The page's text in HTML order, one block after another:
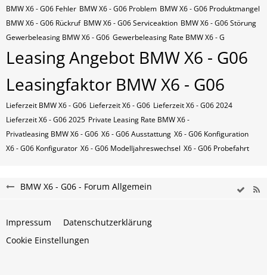
BMW X6 - G06 Fehler BMW X6 - G06 Problem BMW X6 - G06 Produktmangel
BMW X6 - G06 Rückruf BMW X6 - G06 Serviceaktion BMW X6 - G06 Störung
Gewerbeleasing BMW X6 - G06 Gewerbeleasing Rate BMW X6 - G
Leasing Angebot BMW X6 - G06
Leasingfaktor BMW X6 - G06
Lieferzeit BMW X6 - G06 Lieferzeit X6 - G06 Lieferzeit X6 - G06 2024
Lieferzeit X6 - G06 2025 Private Leasing Rate BMW X6 -
Privatleasing BMW X6 - G06 X6 - G06 Ausstattung X6 - G06 Konfiguration
X6 - G06 Konfigurator X6 - G06 Modelljahreswechsel X6 - G06 Probefahrt
BMW X6 - G06 - Forum Allgemein
Impressum
Datenschutzerklärung
Cookie Einstellungen